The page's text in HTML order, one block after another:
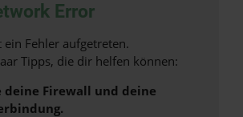
Error
ein Fehler aufgetreten.
Tipps, die dir helfen können:
deine Firewall und deine